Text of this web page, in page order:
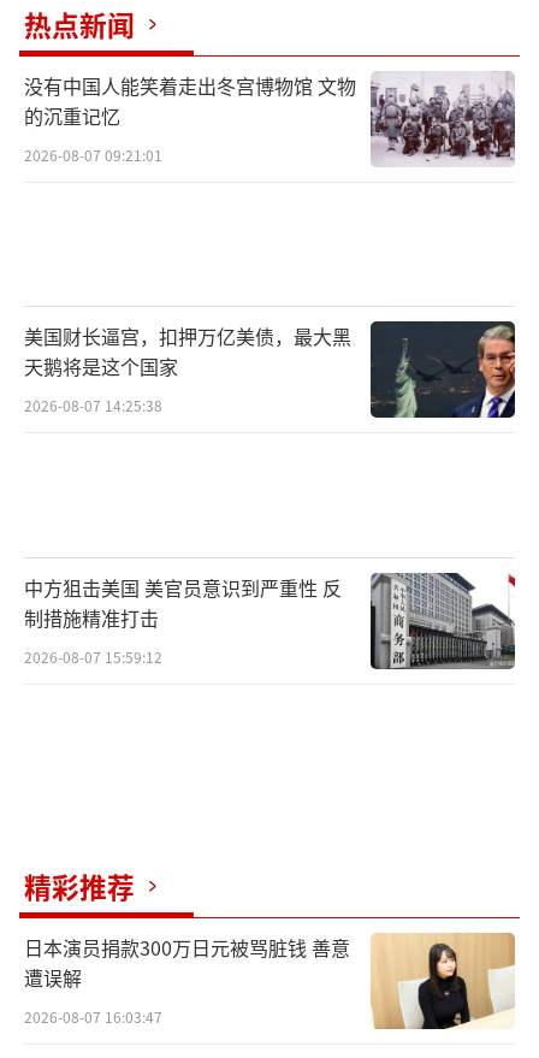
热点新闻
没有中国人能笑着走出冬宫博物馆 文物
的沉重记忆
2026-08-07 09:21:01
美国财长逼宫，扣押万亿美债，最大黑
天鹅将是这个国家
2026-08-07 14:25:38
中方狙击美国 美官员意识到严重性 反
制措施精准打击
2026-08-07 15:59:12
精彩推荐
日本演员捐款300万日元被骂脏钱 善意
遭误解
2026-08-07 16:03:47